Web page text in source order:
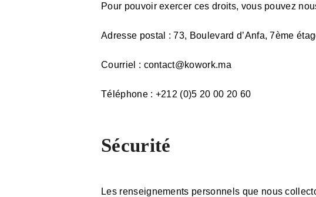
Pour pouvoir exercer ces droits, vous pouvez
Adresse postal : 73, Boulevard d’Anfa, 7ème
Courriel : contact@kowork.ma
Téléphone : +212 (0)5 20 00 20 60
Sécurité
Les renseignements personnels que nous